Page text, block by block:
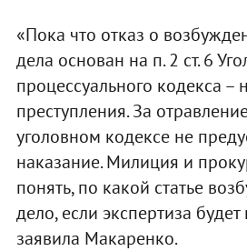
«Пока что отказ о
дела основан на п. 2 ст. 6
процессуального кодекса –
преступления. За
уголовном кодексе не
наказание. Милиция и
понять, по какой статье
дело, если экспертиза
заявила Макаренко.